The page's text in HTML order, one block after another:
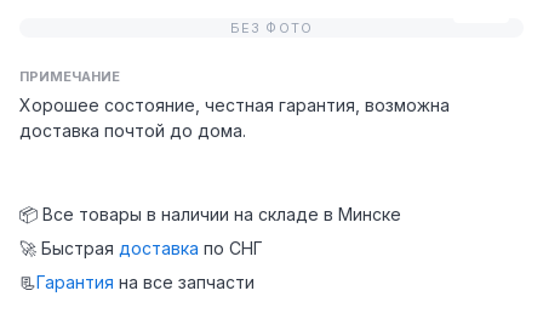
БЕЗ ФОТО
ПРИМЕЧАНИЕ
Хорошее состояние, честная гарантия, возможна
доставка почтой до дома.
📦 Все товары в наличии на складе в Минске
🚀 Быстрая доставка по СНГ
📃Гарантия на все запчасти